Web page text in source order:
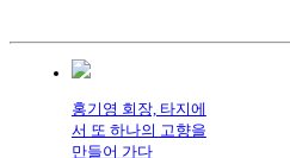
홍기영 회장, 타지에
서 또 하나의 고향을
만들어 가다